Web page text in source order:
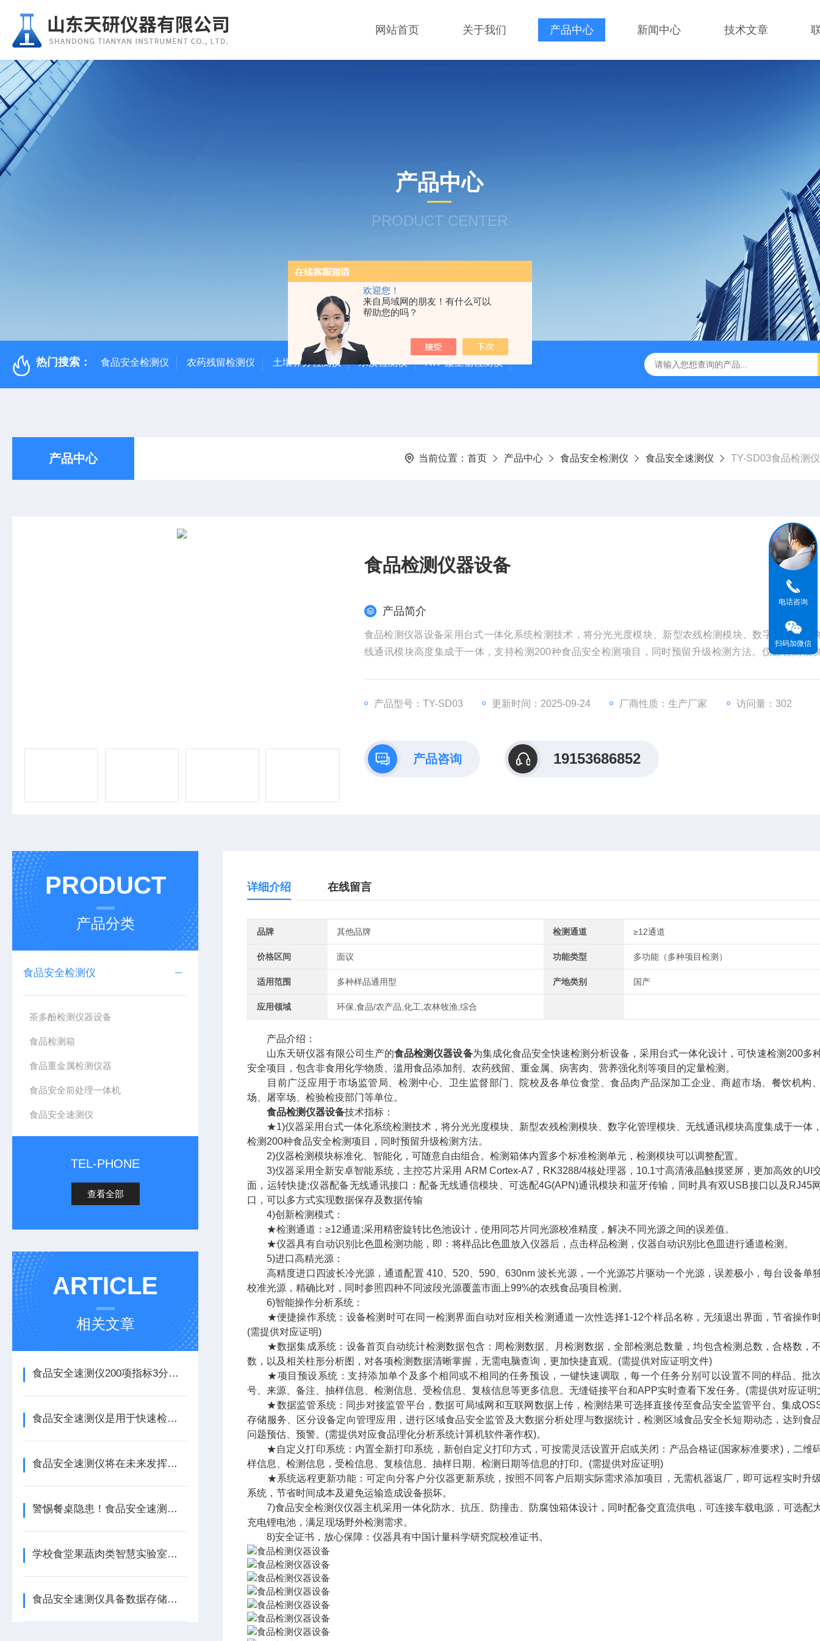
欢迎您！
来自局域网的朋友！有什么可以
帮助您的吗？
网站首页 关于我们 产品中心 新闻中心 技术文章
产品中心
PRODUCT CENTER
热门搜索： 食品安全检测仪 农药残留检测仪 土壤养分检测仪 水质检测仪 ATP微生物检测仪
产品中心 当前位置： 首页 产品中心 食品安全检测仪 食品安全速测仪 TY-SD03食品检测
食品检测仪器设备
产品简介
食品检测仪器设备采用台式一体化系统检测技术，将分光光度模块、新型农残检测模块、数字化管理模
线通讯模块高度集成于一体，支持检测200种食品安全检测项目，同时预留升级检测方法。仪器检测模
产品型号：TY-SD03 更新时间：2025-09-24 厂商性质：生产厂家 访问量：302
产品咨询 19153686852
PRODUCT
产品分类
食品安全检测仪
茶多酚检测仪器设备
食品检测箱
食品重金属检测仪器
食品安全前处理一体机
食品安全速测仪
TEL-PHONE
查看全部
ARTICLE
相关文章
食品安全速测仪200项指标3分钟出结果，基层监管从“事后追责“转向“事前预警“
食品安全速测仪是用于快速检测食品安全性的设备
食品安全速测仪将在未来发挥更加重要的作用
警惕餐桌隐患！食品安全速测仪揭秘：瘦肉精、甲醛等非法添加一测便知
学校食堂果蔬肉类智慧实验室建设方案配置清单
食品安全速测仪具备数据存储、打印以及与电脑通讯等功能
详细介绍 在线留言
品牌 其他品牌 检测通道 ≥12通道
价格区间 面议 功能类型 多功能（多种项目检测）
适用范围 多种样品通用型 产地类别 国产
应用领域 环保,食品/农产品,化工,农林牧渔,综合
产品介绍：
山东天研仪器有限公司生产的食品检测仪器设备为集成化食品安全快速检测分析设备，采用台式一体化设计，可快速检测200多
安全项目，包含非食用化学物质、滥用食品添加剂、农药残留、重金属、病害肉、营养强化剂等项目的定量检测。
目前广泛应用于市场监管局、检测中心、卫生监督部门、院校及各单位食堂、食品肉产品深加工企业、商超市场、餐饮机构
场、屠宰场、检验检疫部门等单位。
食品检测仪器设备技术指标：
★1)仪器采用台式一体化系统检测技术，将分光光度模块、新型农残检测模块、数字化管理模块、无线通讯模块高度集成于一体
检测200种食品安全检测项目，同时预留升级检测方法。
2)仪器检测模块标准化、智能化，可随意自由组合。检测箱体内置多个标准检测单元，检测模块可以调整配置。
3)仪器采用全新安卓智能系统，主控芯片采用 ARM Cortex-A7，RK3288/4核处理器，10.1寸高清液晶触摸竖屏，更加高效的UI
面，运转快捷;仪器配备无线通讯接口：配备无线通信模块、可选配4G(APN)通讯模块和蓝牙传输，同时具有双USB接口以及RJ45
口，可以多方式实现数据保存及数据传输
4)创新检测模式：
★检测通道：≥12通道;采用精密旋转比色池设计，使用同芯片同光源校准精度，解决不同光源之间的误差值。
★仪器具有自动识别比色皿检测功能，即：将样品比色皿放入仪器后，点击样品检测，仪器自动识别比色皿进行通道检测。
5)进口高精光源：
高精度进口四波长冷光源，通道配置 410、520、590、630nm 波长光源，一个光源芯片驱动一个光源，误差极小，每台设备单
校准光源，精确比对，同时参照四种不同波段光源覆盖市面上99%的农残食品项目检测。
6)智能操作分析系统：
★便捷操作系统：设备检测时可在同一检测界面自动对应相关检测通道一次性选择1-12个样品名称，无须退出界面，节省操作
(需提供对应证明)
★数据集成系统：设备首页自动统计检测数据包含：周检测数据、月检测数据，全部检测总数量，均包含检测总数，合格数，
数，以及相关柱形分析图，对各项检测数据清晰掌握，无需电脑查询，更加快捷直观。(需提供对应证明文件)
★项目预设系统：支持添加单个及多个相同或不相同的任务预设，一键快速调取，每一个任务分别可以设置不同的样品、批
号、来源、备注、抽样信息、检测信息、受检信息、复核信息等更多信息。无缝链接平台和APP实时查看下发任务。(需提供对应证明
★数据监管系统：同步对接监管平台，数据可局域网和互联网数据上传，检测结果可选择直接传至食品安全监管平台。集成
存储服务、区分设备定向管理应用，进行区域食品安全监管及大数据分析处理与数据统计，检测区域食品安全长短期动态，达到食
问题预估、预警。(需提供对应食品理化分析系统计算机软件著作权)。
★自定义打印系统：内置全新打印系统，新创自定义打印方式，可按需灵活设置开启或关闭：产品合格证(国家标准要求)，二维
样信息、检测信息，受检信息、复核信息、抽样日期、检测日期等信息的打印。(需提供对应证明)
★系统远程更新功能：可定向分客户分仪器更新系统，按照不同客户后期实际需求添加项目，无需机器返厂，即可远程实时升
系统，节省时间成本及避免运输造成设备损坏。
7)食品安全检测仪仪器主机采用一体化防水、抗压、防撞击、防腐蚀箱体设计，同时配备交直流供电，可连接车载电源，可选配
充电锂电池，满足现场野外检测需求。
8)安全证书，放心保障：仪器具有中国计量科学研究院校准证书。
电话咨询
扫码加微信